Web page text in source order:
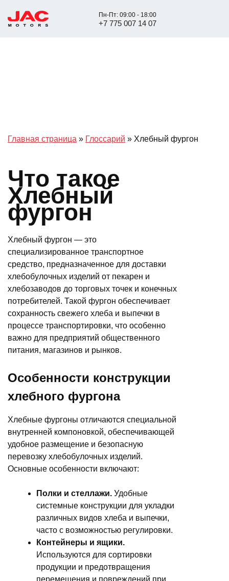
Пн-Пт: 09:00 - 18:00
+7 775 007 14 07
Главная страница » Глоссарий » Хлебный фургон
Что такое
Хлебный
фургон
Хлебный фургон — это
специализированное транспортное
средство, предназначенное для доставки
хлебобулочных изделий от пекарен и
хлебозаводов до торговых точек и конечных
потребителей. Такой фургон обеспечивает
сохранность свежего хлеба и выпечки в
процессе транспортировки, что особенно
важно для предприятий общественного
питания, магазинов и рынков.
Особенности конструкции
хлебного фургона
Хлебные фургоны отличаются специальной
внутренней компоновкой, обеспечивающей
удобное размещение и безопасную
перевозку хлебобулочных изделий.
Основные особенности включают:
Полки и стеллажи. Удобные
системные конструкции для укладки
различных видов хлеба и выпечки,
часто с возможностью регулировки.
Контейнеры и ящики.
Используются для сортировки
продукции и предотвращения
перемещения и повреждений при